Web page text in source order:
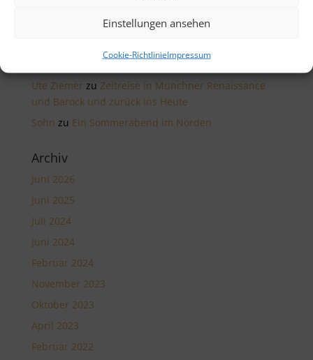
Einstellungen ansehen
Cookie-RichtlinieImpressum
Ute Ziemer zu Zeitreise in Münchner Renaissance
und Barock und zurück ins Heute
Sohn zu Ein Sommerabend im Norden
Archiv
Juni 2026
Juni 2025
Juli 2024
Juni 2024
Februar 2024
November 2023
Oktober 2023
April 2023
Februar 2022